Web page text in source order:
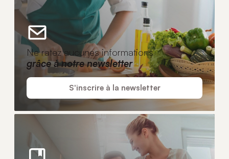
Ne ratez aucunes informations
grâce à notre newsletter
S'inscrire à la newsletter